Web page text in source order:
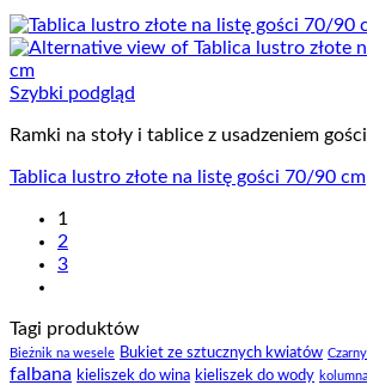
Szybki podgląd
Ramki na stoły i tablice z usadzeniem gości
Tablica lustro złote na listę gości 70/90 cm
1
2
3
Tagi produktów
Bieżnik na wesele Bukiet ze sztucznych kwiatów
falbana kieliszek do wina kieliszek do wody kolumna